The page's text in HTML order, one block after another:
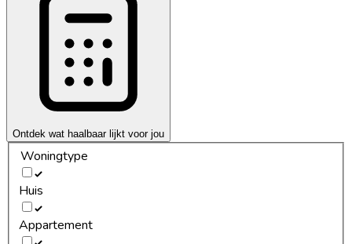
Ontdek wat haalbaar lijkt voor jou
Woningtype
Huis
Appartement